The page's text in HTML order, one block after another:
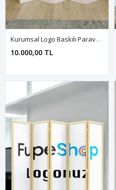
Kurumsal Logo Baskılı Paravan | Profesyonel Bölme Paneli
10.000,00 TL